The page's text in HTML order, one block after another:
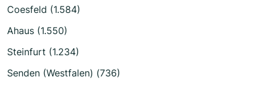
Coesfeld (1.584)
Ahaus (1.550)
Steinfurt (1.234)
Senden (Westfalen) (736)